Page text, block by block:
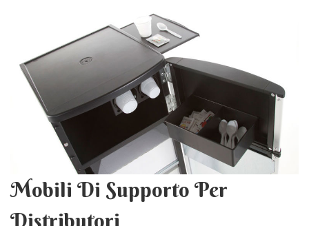
Mobili Di Supporto Per
Distributori